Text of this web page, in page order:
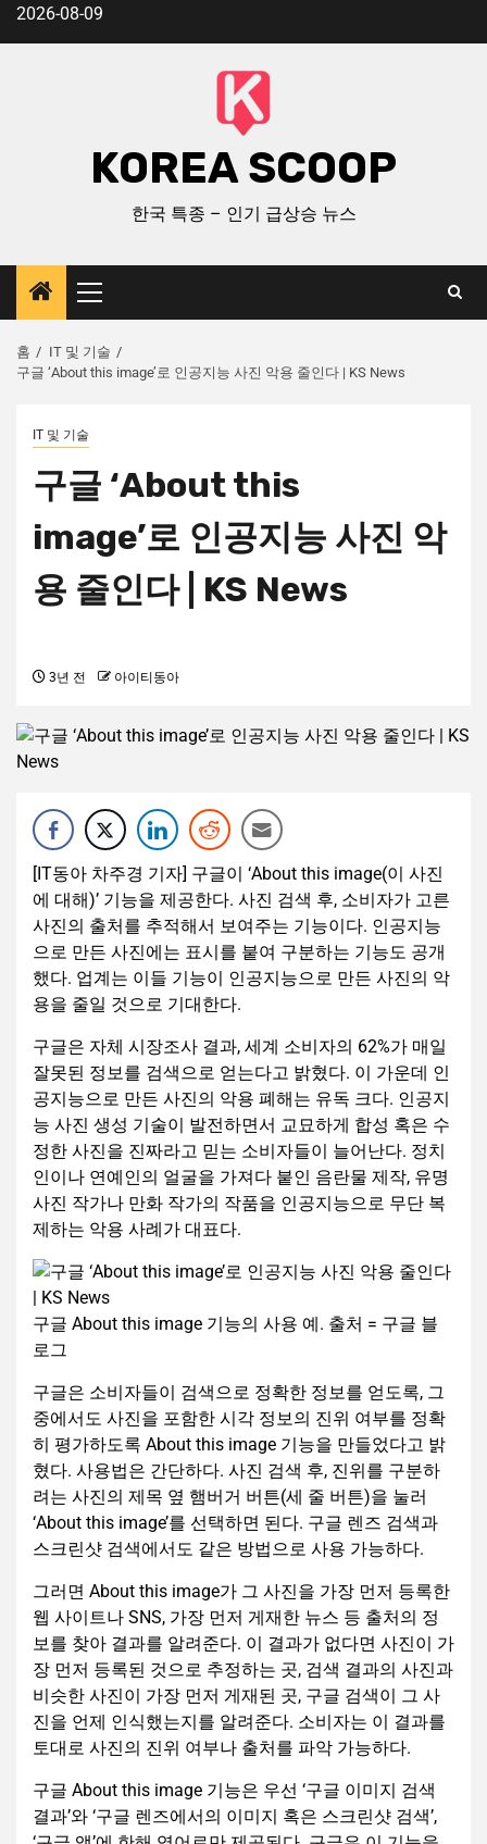
2026-08-09
KOREA SCOOP
한국 특종 – 인기 급상승 뉴스
홈
IT 및 기술
구글 ‘About this image’로 인공지능 사진 악용 줄인다 | KS News
IT 및 기술
구글 ‘About this
image’로 인공지능 사진 악
용 줄인다 | KS News
3년 전 아이티동아
[IT동아 차주경 기자] 구글이 ‘About this image(이 사진
에 대해)’ 기능을 제공한다. 사진 검색 후, 소비자가 고른
사진의 출처를 추적해서 보여주는 기능이다. 인공지능
으로 만든 사진에는 표시를 붙여 구분하는 기능도 공개
했다. 업계는 이들 기능이 인공지능으로 만든 사진의 악
용을 줄일 것으로 기대한다.
구글은 자체 시장조사 결과, 세계 소비자의 62%가 매일
잘못된 정보를 검색으로 얻는다고 밝혔다. 이 가운데 인
공지능으로 만든 사진의 악용 폐해는 유독 크다. 인공지
능 사진 생성 기술이 발전하면서 교묘하게 합성 혹은 수
정한 사진을 진짜라고 믿는 소비자들이 늘어난다. 정치
인이나 연예인의 얼굴을 가져다 붙인 음란물 제작, 유명
사진 작가나 만화 작가의 작품을 인공지능으로 무단 복
제하는 악용 사례가 대표다.
구글 About this image 기능의 사용 예. 출처 = 구글 블
로그
구글은 소비자들이 검색으로 정확한 정보를 얻도록, 그
중에서도 사진을 포함한 시각 정보의 진위 여부를 정확
히 평가하도록 About this image 기능을 만들었다고 밝
혔다. 사용법은 간단하다. 사진 검색 후, 진위를 구분하
려는 사진의 제목 옆 햄버거 버튼(세 줄 버튼)을 눌러
‘About this image’를 선택하면 된다. 구글 렌즈 검색과
스크린샷 검색에서도 같은 방법으로 사용 가능하다.
그러면 About this image가 그 사진을 가장 먼저 등록한
웹 사이트나 SNS, 가장 먼저 게재한 뉴스 등 출처의 정
보를 찾아 결과를 알려준다. 이 결과가 없다면 사진이 가
장 먼저 등록된 것으로 추정하는 곳, 검색 결과의 사진과
비슷한 사진이 가장 먼저 게재된 곳, 구글 검색이 그 사
진을 언제 인식했는지를 알려준다. 소비자는 이 결과를
토대로 사진의 진위 여부나 출처를 파악 가능하다.
구글 About this image 기능은 우선 ‘구글 이미지 검색
결과’와 ‘구글 렌즈에서의 이미지 혹은 스크린샷 검색’,